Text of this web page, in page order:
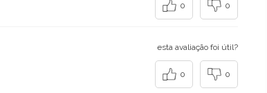
0 0
esta avaliação foi útil?
0 0